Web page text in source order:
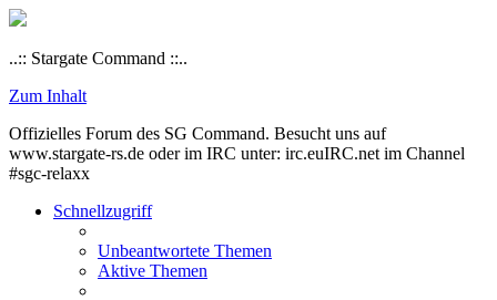
..:: Stargate Command ::..
Zum Inhalt
Offizielles Forum des SG Command. Besucht uns auf
www.stargate-rs.de oder im IRC unter: irc.euIRC.net im Channel
#sgc-relaxx
Schnellzugriff
Unbeantwortete Themen
Aktive Themen